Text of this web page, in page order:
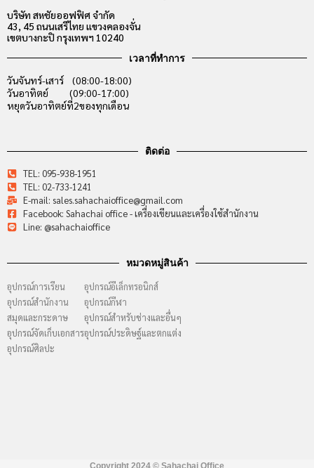
บริษัท สหชัยออฟฟิศ จำกัด
43, 45 ถนนเสรีไทย แขวงคลองจั่น
เขตบางกะปิ กรุงเทพฯ 10240
เวลาที่ทำการ
วันจันทร์-เสาร์ (08:00-18:00)
วันอาทิตย์ (09:00-17:00)
หยุดวันอาทิตย์ที่2ของทุกเดือน
ติดต่อ
TEL: 095-938-1951
TEL: 02-733-1241
E-mail: sales.sahachaioffice@gmail.com
Facebook: Sahachai office - เครื่องเขียนและเครื่องใช้สำนักงาน
Line: @sahachaioffice
หมวดหมู่สินค้า
อุปกรณ์การเรียน
อุปกรณ์สำนักงาน
สมุดและกระดาษ
อุปกรณ์จัดเก็บเอกสาร
อุปกรณ์ศิลปะ
อุปกรณ์อีเล็กทรอนิกส์
อุปกรณ์กีฬา
อุปกรณ์สำหรับช่างและอื่นๆ
อุปกรณ์ประดิษฐ์และตกแต่ง